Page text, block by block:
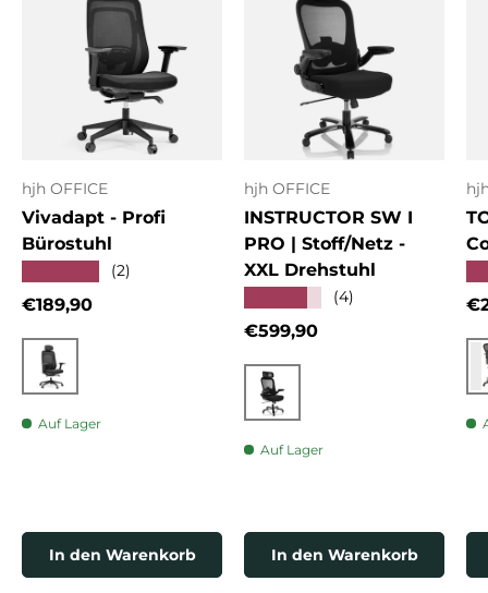
hjh OFFICE
Vivadapt - Profi
Bürostuhl
(2)
Normaler Preis
€189,90
Schwarz
Auf Lager
In den Warenkorb
hjh OFFICE
INSTRUCTOR SW I
PRO | Stoff/Netz -
XXL Drehstuhl
(4)
Normaler Preis
€599,90
Schwarz
Auf Lager
In den Warenkorb